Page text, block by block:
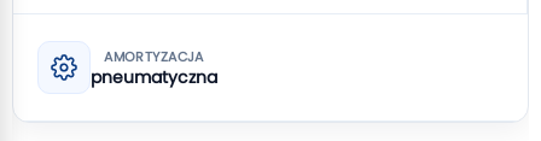
AMORTYZACJA
pneumatyczna